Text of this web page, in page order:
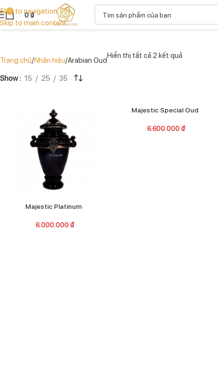
Skip to navigation
Skip to main content
0 0₫
Trang chủ Nhãn hiệu Arabian OudHiển thị tất cả 2 kết quả
Show 15 25 35
Majestic Platinum
6.000.000 ₫
Majestic Special Oud
6.600.000 ₫